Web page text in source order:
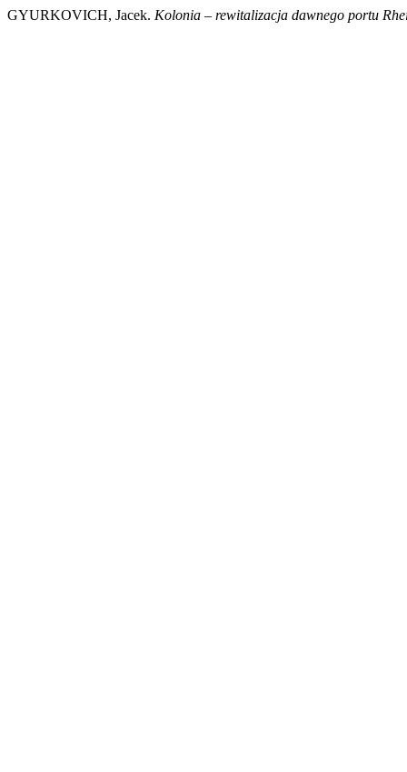
GYURKOVICH, Jacek. Kolonia – rewitalizacja dawnego portu